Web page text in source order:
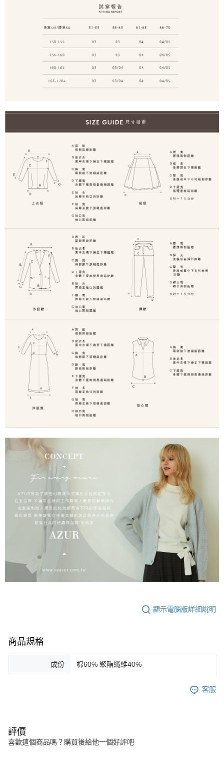
顯示電腦版詳細說明
商品規格
成份 棉60℅ 聚酯纖維40℅
客服
評價
喜歡這個商品嗎？購買後給他一個好評吧